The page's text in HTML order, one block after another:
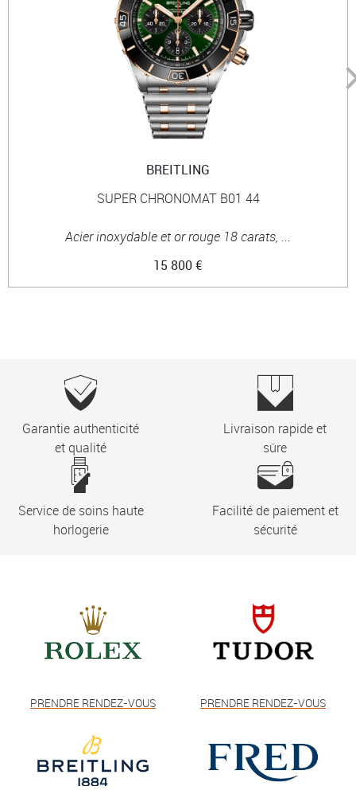
BREITLING
SUPER CHRONOMAT B01 44
Acier inoxydable et or rouge 18 carats, ...
15 800 €
Garantie authenticité
et qualité
Livraison rapide et
sûre
Service de soins haute
horlogerie
Facilité de paiement et
sécurité
PRENDRE RENDEZ-VOUS PRENDRE RENDEZ-VOUS